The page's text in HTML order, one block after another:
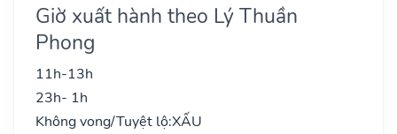
Giờ xuất hành theo Lý Thuần
Phong
11h-13h
23h- 1h
Không vong/Tuyệt lộ:XẤU